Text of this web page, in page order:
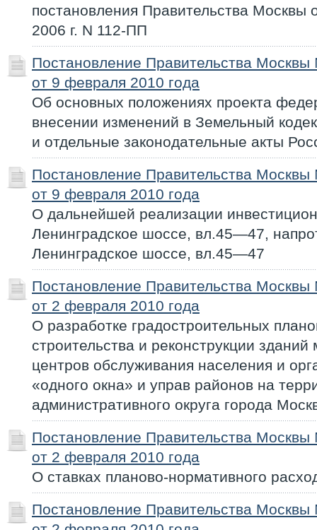
постановления Правительства Москвы
2006 г. N 112-ПП
Постановление Правительства
от 9 февраля 2010 года
Об основных положениях проекта
внесении изменений в Земельный
и отдельные законодательные акты
Постановление Правительства
от 9 февраля 2010 года
О дальнейшей реализации
Ленинградское шоссе, вл.45—47,
Ленинградское шоссе, вл.45—47
Постановление Правительства
от 2 февраля 2010 года
О разработке градостроительных
строительства и реконструкции
центров обслуживания населения и
«одного окна» и управ районов на
административного округа города
Постановление Правительства
от 2 февраля 2010 года
О ставках планово-нормативного
Постановление Правительства